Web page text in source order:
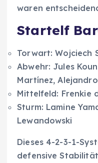
waren
Startelf
Torwart: Wojciech
Abwehr: Jules
Martínez,
Mittelfeld: Frenkie
Sturm: Lamine
Lewandowski
Dieses 4-2-3-1-
defensive